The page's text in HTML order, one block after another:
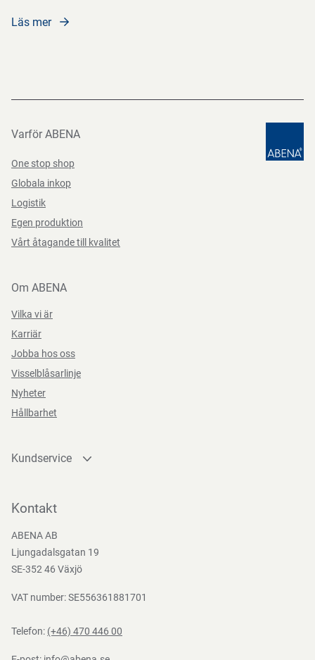
Läs mer
Varför ABENA
One stop shop
Globala inkop
Logistik
Egen produktion
Vårt åtagande till kvalitet
Om ABENA
Vilka vi är
Karriär
Jobba hos oss
Visselblåsarlinje
Nyheter
Hållbarhet
Kundservice
Bli kund
Nedladdningar
Kontakt
ABENA AB
Ljungadalsgatan 19
SE-352 46 Växjö
VAT number: SE556361881701
Telefon: (+46) 470 446 00